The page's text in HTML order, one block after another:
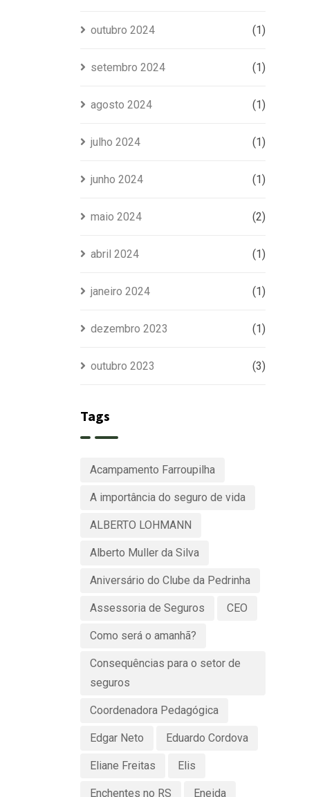
outubro 2024 (1)
setembro 2024 (1)
agosto 2024 (1)
julho 2024 (1)
junho 2024 (1)
maio 2024 (2)
abril 2024 (1)
janeiro 2024 (1)
dezembro 2023 (1)
outubro 2023 (3)
Tags
Acampamento Farroupilha
A importância do seguro de vida
ALBERTO LOHMANN
Alberto Muller da Silva
Aniversário do Clube da Pedrinha
Assessoria de Seguros CEO
Como será o amanhã?
Consequências para o setor de
seguros
Coordenadora Pedagógica
Edgar Neto Eduardo Cordova
Eliane Freitas Elis
Enchentes no RS Eneida